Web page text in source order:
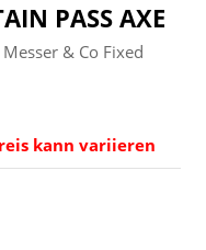
PASS AXE
& Co Fixed
kann variieren